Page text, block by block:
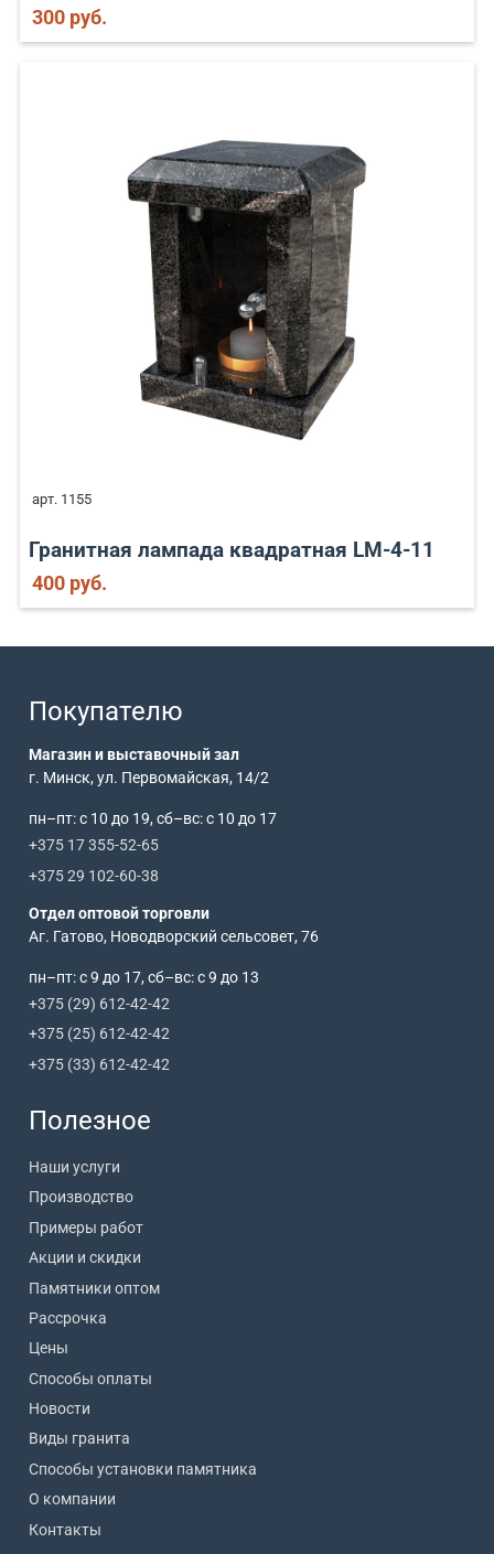
300 руб.
арт. 1155
Гранитная лампада квадратная LM-4-11
400 руб.
Полезное
Наши услуги
Производство
Примеры работ
Акции и скидки
Памятники оптом
Рассрочка
Цены
Способы оплаты
Новости
Виды гранита
Способы установки памятника
О компании
Контакты
Покупателю
Магазин и выставочный зал
г. Минск, ул. Первомайская, 14/2
пн–пт: с 10 до 19, сб–вс: с 10 до 17
+375 17 355-52-65
+375 29 102-60-38
Отдел оптовой торговли
Аг. Гатово, Новодворский сельсовет, 76
пн–пт: с 9 до 17, сб–вс: с 9 до 13
+375 (29) 612-42-42
+375 (25) 612-42-42
+375 (33) 612-42-42